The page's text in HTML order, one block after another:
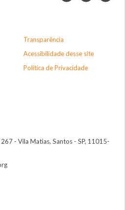
Transparência
Acessibilidade desse site
Política de Privacidade
- Vila Matias, Santos - SP, 11015-